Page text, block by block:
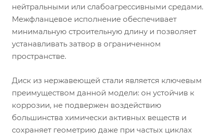
нейтральными или слабоагрессивными средами.
Межфланцевое исполнение обеспечивает
минимальную строительную длину и позволяет
устанавливать затвор в ограниченном
пространстве.
Диск из нержавеющей стали является ключевым
преимуществом данной модели: он устойчив к
коррозии, не подвержен воздействию
большинства химически активных веществ и
сохраняет геометрию даже при частых циклах